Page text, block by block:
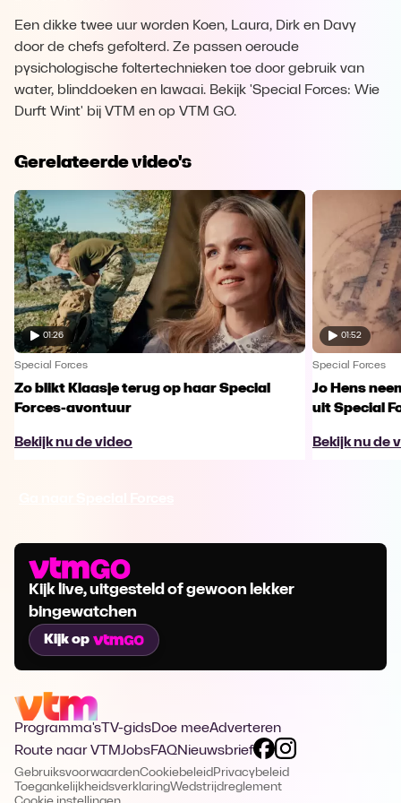
Een dikke twee uur worden Koen, Laura, Dirk en Davy
door de chefs gefolterd. Ze passen oeroude
pysichologische foltertechnieken toe door gebruik van
water, blinddoeken en lawaai. Bekijk 'Special Forces: Wie
Durft Wint' bij VTM en op VTM GO.
Gerelateerde video's
01:26
Special Forces
Zo blikt Klaasje terug op haar Special
Forces-avontuur
Bekijk nu de video
01:52
Special Forces
Jo Hens
uit Special
Bekijk nu de
Kijk live, uitgesteld of gewoon lekker
bingewatchen
Kijk op
Programma's TV-gidsDoe meeAdverteren
Route naar VTMJobsFAQNieuwsbrief
GebruiksvoorwaardenCookiebeleid Privacybeleid
ToegankelijkheidsverklaringWedstrijdreglement